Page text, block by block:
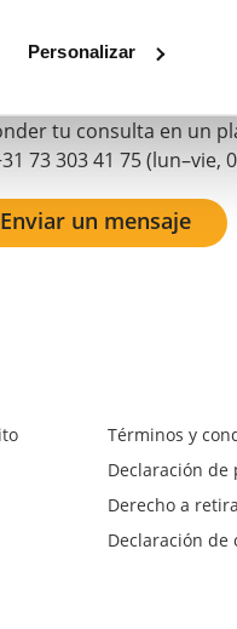
Personalizar
Haz clic en «Contacta
tipo de suscripción y
tu consulta en un
73 303 41 75 (lun–vie,
Enviar un mensaje
Términos y
Declaración de
Derecho a
Declaración de